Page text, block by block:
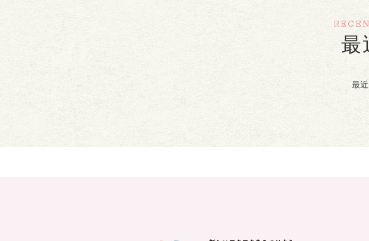
最
最